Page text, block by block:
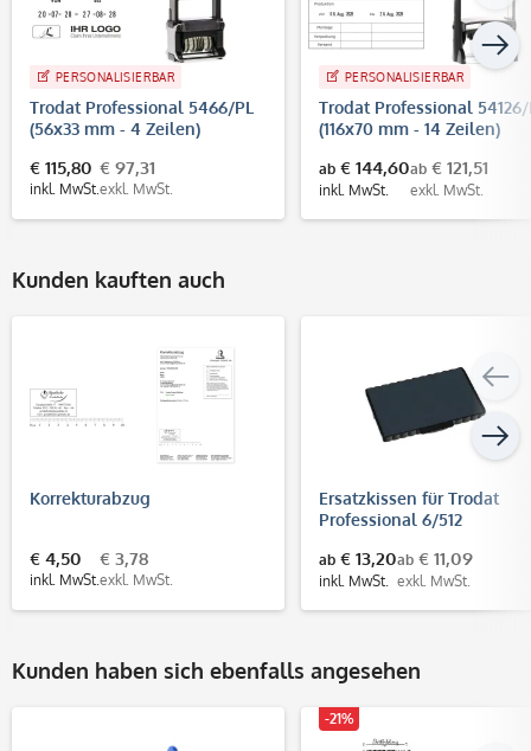
PERSONALISIERBAR
Trodat Professional 5466/PL
(56x33 mm - 4 Zeilen)
€ 115,80
inkl. MwSt.
€ 97,31
exkl. MwSt.
PERSONALISIERBAR
Trodat Professional 54126/
(116x70 mm - 14 Zeilen)
ab € 144,60
inkl. MwSt.
ab € 121,51
exkl. MwSt.
Kunden kauften auch
Korrekturabzug
€ 4,50
inkl. MwSt.
€ 3,78
exkl. MwSt.
Ersatzkissen für Trodat
Professional 6/512
ab € 13,20
inkl. MwSt.
ab € 11,09
exkl. MwSt.
Kunden haben sich ebenfalls angesehen
-21%